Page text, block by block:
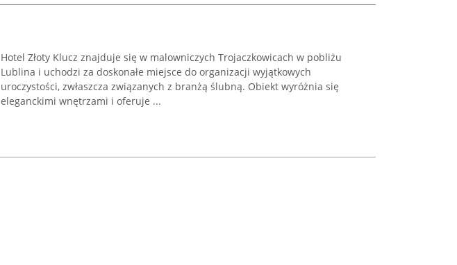
Hotel Złoty Klucz znajduje się w malowniczych Trojaczkowicach w pobliżu
Lublina i uchodzi za doskonałe miejsce do organizacji wyjątkowych
uroczystości, zwłaszcza związanych z branżą ślubną. Obiekt wyróżnia się
eleganckimi wnętrzami i oferuje ...